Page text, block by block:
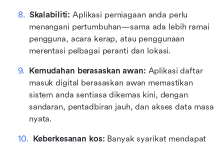
Skalabiliti: Aplikasi perniagaan anda perlu
menangani pertumbuhan—sama ada lebih ramai
pengguna, acara kerap, atau penggunaan
merentasi pelbagai peranti dan lokasi.
Kemudahan berasaskan awan: Aplikasi daftar
masuk digital berasaskan awan memastikan
sistem anda sentiasa dikemas kini, dengan
sandaran, pentadbiran jauh, dan akses data masa
nyata.
Keberkesanan kos: Banyak syarikat mendapat